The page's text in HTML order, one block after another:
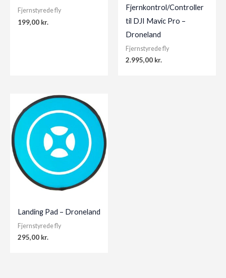
Fjernstyrede fly
199,00 kr.
Fjernkontrol/Controller
til DJI Mavic Pro –
Droneland
Fjernstyrede fly
2.995,00 kr.
Landing Pad – Droneland
Fjernstyrede fly
295,00 kr.